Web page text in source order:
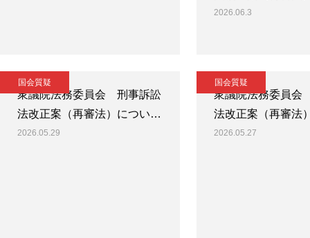
2026.06.3
国会質疑
衆議院法務委員会 刑事訴訟
法改正案（再審法）につい…
2026.05.29
国会質疑
衆議院法務委員
法改正案（再審法
2026.05.27